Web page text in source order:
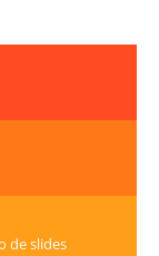
de slides